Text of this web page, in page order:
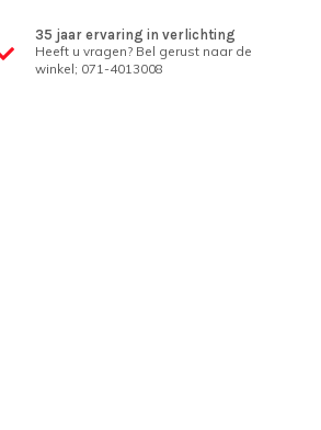
35 jaar ervaring in verlichting
Heeft u vragen? Bel gerust naar de
winkel; 071-4013008